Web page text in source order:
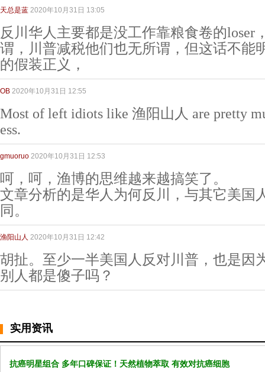
天总是蓝 2020年10月31日 13:05
反川华人主要都是没工作靠粮食卷的loser
谓，川普减税他们也无所谓，但这话不能
的假装正义，
OB 2020年10月31日 12:55
Most of left idiots like 渔阳山人 are pretty
ess.
gmuoruo 2020年10月31日 12:53
呵，呵，渔博的思维越来越搞笑了。
文章分析的是华人为何反川，与其它美国
同。
渔阳山人 2020年10月31日 12:42
胡扯。至少一半美国人反对川普，也是因
别人都是傻子吗？
实用资讯
抗癌明星组合 多年口碑保证！天然植物萃取 有效对抗癌细胞